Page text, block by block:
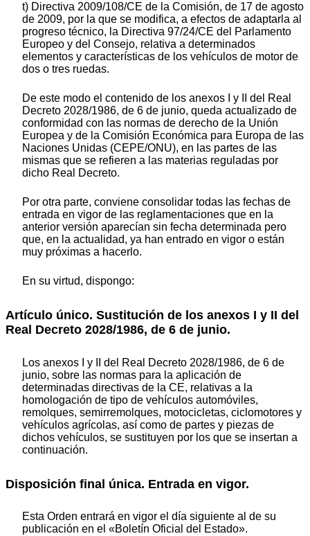
t) Directiva 2009/108/CE de la Comisión, de 17 de agosto
de 2009, por la que se modifica, a efectos de adaptarla al
progreso técnico, la Directiva 97/24/CE del Parlamento
Europeo y del Consejo, relativa a determinados
elementos y características de los vehículos de motor de
dos o tres ruedas.
De este modo el contenido de los anexos I y II del Real
Decreto 2028/1986, de 6 de junio, queda actualizado de
conformidad con las normas de derecho de la Unión
Europea y de la Comisión Económica para Europa de las
Naciones Unidas (CEPE/ONU), en las partes de las
mismas que se refieren a las materias reguladas por
dicho Real Decreto.
Por otra parte, conviene consolidar todas las fechas de
entrada en vigor de las reglamentaciones que en la
anterior versión aparecían sin fecha determinada pero
que, en la actualidad, ya han entrado en vigor o están
muy próximas a hacerlo.
En su virtud, dispongo:
Artículo único. Sustitución de los anexos I y II del
Real Decreto 2028/1986, de 6 de junio.
Los anexos I y II del Real Decreto 2028/1986, de 6 de
junio, sobre las normas para la aplicación de
determinadas directivas de la CE, relativas a la
homologación de tipo de vehículos automóviles,
remolques, semirremolques, motocicletas, ciclomotores y
vehículos agrícolas, así como de partes y piezas de
dichos vehículos, se sustituyen por los que se insertan a
continuación.
Disposición final única. Entrada en vigor.
Esta Orden entrará en vigor el día siguiente al de su
publicación en el «Boletín Oficial del Estado».